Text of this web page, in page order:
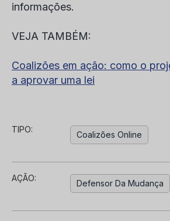
informações.
VEJA TAMBÉM:
Coalizões em ação: como o
a aprovar uma lei
TIPO:
Coalizões Online
AÇÃO:
Defensor Da Mudança